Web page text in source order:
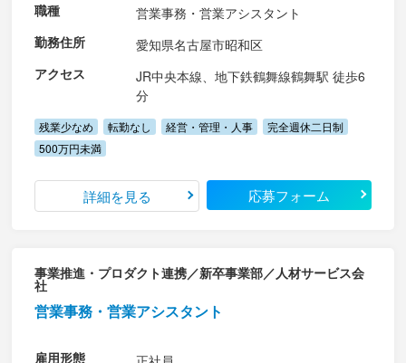
職種
営業事務・営業アシスタント
勤務住所
愛知県名古屋市昭和区
アクセス
JR中央本線、地下鉄鶴舞線鶴舞駅 徒歩6
分
残業少なめ 転勤なし 経営・管理・人事
完全週休二日制
500万円未満
詳細を見る 応募フォーム
事業推進・プロダクト連携／新卒事業部／人材サービス会
社
営業事務・営業アシスタント
雇用形態